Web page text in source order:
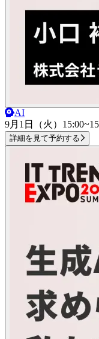
AI
9月1日（火）
詳細を見て予約する